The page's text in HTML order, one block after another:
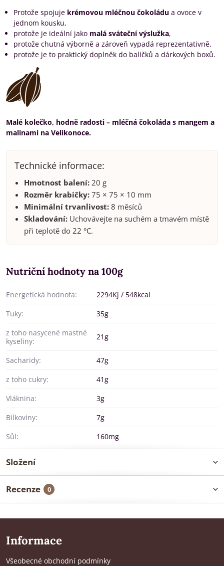
Protože spojuje krémovou mléčnou čokoládu a ovoce v
jednom kousku,
protože je ideální jako malá sváteční výslužka,
protože chutná výborně a zároveň vypadá reprezentativně,
protože je to praktický doplněk do balíčků a dárkových boxů.
Malé kolečko, hodně radosti – mléčná čokoláda s mangem a
malinami na Velikonoce.
Technické informace:
Hmotnost balení: 20 g
Rozměr krabičky: 75 × 75 × 10 mm
Minimální trvanlivost: 8 měsíců
Skladování: Uchovávejte na suchém a tmavém místě
při teplotě do 22 °C.
Nutriční hodnoty na 100g
Energetická hodnota:
2294Kj / 548kcal
Tuky:
35g
z toho nasycené mastné
kyseliny:
21g
Sacharidy:
47g
z toho cukry:
41g
Vláknina:
3g
Bílkoviny:
7g
Sůl:
160mg
Složení
Recenze 0
Informace
Všeobecné obchodní podmínky